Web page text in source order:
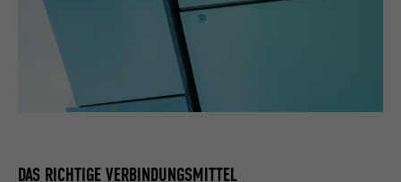
DAS RICHTIGE VERBINDUNGSMITTEL